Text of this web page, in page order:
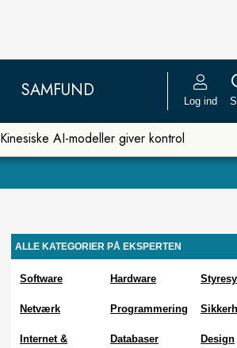
SAMFUND Log ind
Kinesiske AI-modeller giver kontrol
ALLE KATEGORIER PÅ EKSPERTEN
Software Hardware
Netværk Programmering
Internet &
Databaser Design